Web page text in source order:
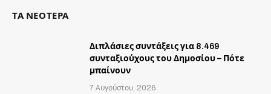
ΤΑ ΝΕΟΤΕΡΑ
Διπλάσιες συντάξεις για 8.469
συνταξιούχους του Δημοσίου – Πότε
μπαίνουν
7 Αυγούστου, 2026